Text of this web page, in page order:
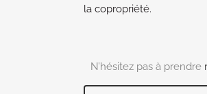
la copropriété.
N’hésitez pas à prendre